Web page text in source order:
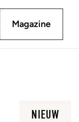
Magazine
NIEUW